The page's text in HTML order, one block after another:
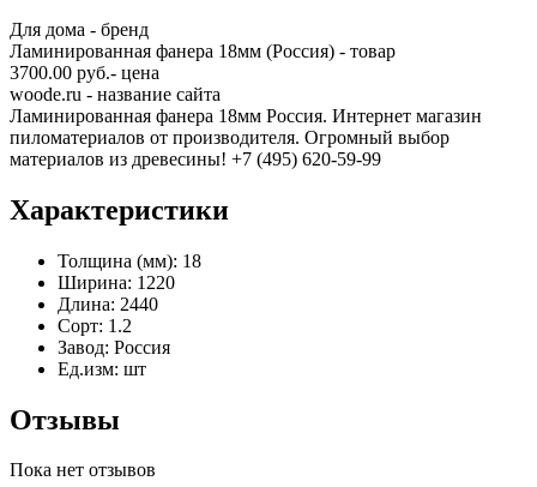
Для дома - бренд
Ламинированная фанера 18мм (Россия) - товар
3700.00 руб.- цена
woode.ru - название сайта
Ламинированная фанера 18мм Россия. Интернет магазин
пиломатериалов от производителя. Огромный выбор
материалов из древесины! +7 (495) 620-59-99
Характеристики
Толщина (мм): 18
Ширина: 1220
Длина: 2440
Сорт: 1.2
Завод: Россия
Ед.изм: шт
Отзывы
Пока нет отзывов